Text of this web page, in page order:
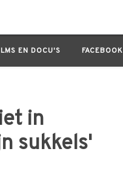
EN DOCU'S FACEBOOK
zijn sukkels'
in
sukkels'